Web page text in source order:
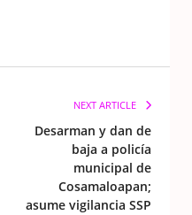
NEXT ARTICLE
Desarman y dan de
baja a policía
municipal de
Cosamaloapan;
asume vigilancia SSP